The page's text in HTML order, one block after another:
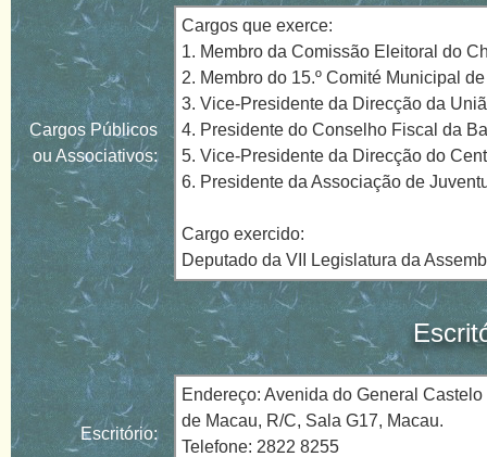
Cargos Públicos
ou Associativos:
Cargos que exerce:
1. Membro da Comissão Eleitoral do
2. Membro do 15.º Comité Municipal
3. Vice-Presidente da Direcção da
4. Presidente do Conselho Fiscal da
5. Vice-Presidente da Direcção do
6. Presidente da Associação de
Cargo exercido:
Deputado da VII Legislatura da
Escritório:
Endereço: Avenida do General
de Macau, R/C, Sala G17, Macau.
Telefone: 2822 8255